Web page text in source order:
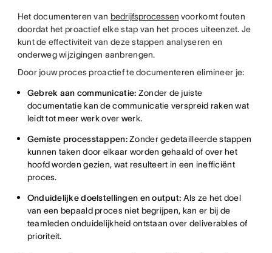
Het documenteren van bedrijfsprocessen voorkomt fouten
doordat het proactief elke stap van het proces uiteenzet. Je
kunt de effectiviteit van deze stappen analyseren en
onderweg wijzigingen aanbrengen.
Door jouw proces proactief te documenteren elimineer je:
Gebrek aan communicatie: Zonder de juiste
documentatie kan de communicatie verspreid raken wat
leidt tot meer werk over werk.
Gemiste processtappen:Zonder gedetailleerde stappen
kunnen taken door elkaar worden gehaald of over het
hoofd worden gezien, wat resulteert in een inefficiënt
proces.
Onduidelijke doelstellingen en output: Als ze het doel
van een bepaald proces niet begrijpen, kan er bij de
teamleden onduidelijkheid ontstaan over deliverables of
prioriteit.